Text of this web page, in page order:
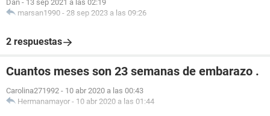
Dan - 13 sep 2021 a las 02:19
marsan1990 - 28 sep 2023 a las 09:26
2 respuestas
Cuantos meses son 23 semanas de embarazo .
Carolina271992 - 10 abr 2020 a las 00:43
Hermanamayor - 10 abr 2020 a las 01:44